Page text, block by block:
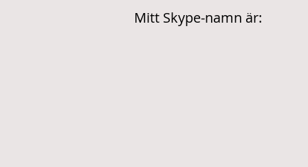
Mitt Skype-namn är: